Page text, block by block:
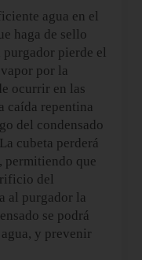
agua en el
haga de sello
purgador pierde el
por la
ocurrir en las
caída repentina
del condensado
cubeta perderá
permitiendo que
del
al purgador la
se podrá
y prevenir